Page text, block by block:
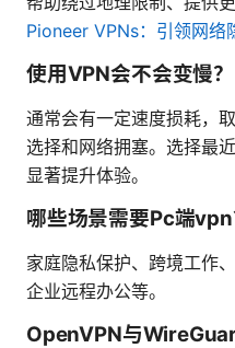
Pioneer VPNs：引领网络
使用VPN会不会变慢？
通常会有一定速度损耗，
选择和网络拥塞。选择最
显著提升体验。
哪些场景需要Pc端vpn
家庭隐私保护、跨境工作
企业远程办公等。
OpenVPN与